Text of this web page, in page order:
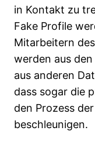
in Kontakt zu
Fake Profile
Mitarbeitern
werden aus
aus anderen
dass sogar die
den Prozess
beschleunigen.